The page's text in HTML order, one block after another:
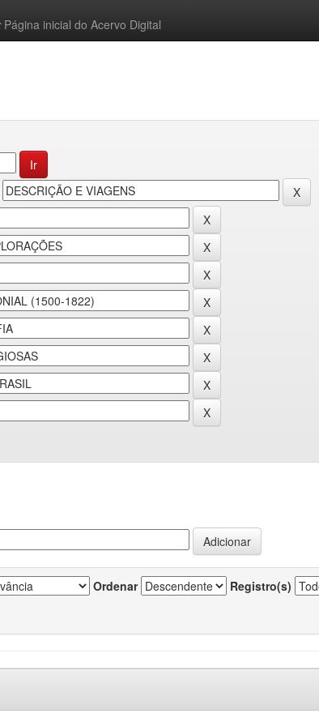
Página inicial do Acervo Digital
Ordenar Registro(s)